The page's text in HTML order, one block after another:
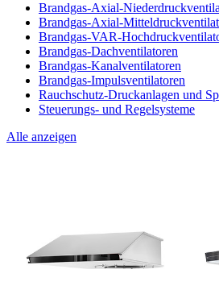
Brandgas-Axial-
Brandgas-Axial-
Brandgas-VAR-
Brandgas-Dachventilatoren
Brandgas-Kanalventilatoren
Brandgas-Impulsventilatoren
Rauchschutz-Druckanlagen und
Steuerungs- und Regelsysteme
Alle anzeigen